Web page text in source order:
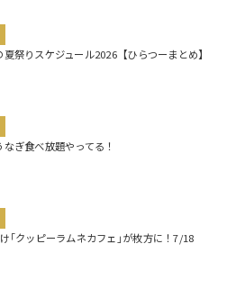
祭りスケジュール2026【ひらつーまとめ】
ぎ食べ放題やってる！
｢クッピーラムネカフェ｣が枚方に！7/18